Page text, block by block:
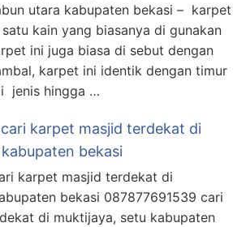
utara kabupaten bekasi – karpet
kain yang biasanya di gunakan
ini juga biasa di sebut dengan
karpet ini identik dengan timur
jenis hingga …
karpet masjid terdekat di
bekasi
karpet masjid terdekat di
bekasi 087877691539 cari
di muktijaya, setu kabupaten